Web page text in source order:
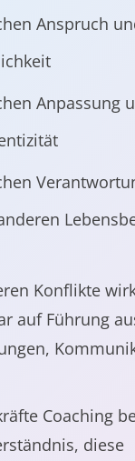
Anspruch
Anpassung
Konflikte
auf Führung
Coaching
diese